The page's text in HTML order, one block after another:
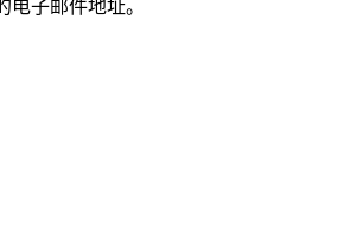
电子邮件地址。